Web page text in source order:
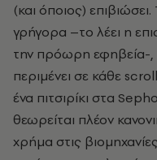
(και όποιος)
γρήγορα –το λέει η
την πρόωρη εφηβεία-,
περιμένει σε κάθε
ένα πιτσιρίκι στα
θεωρείται πλέον
χρήμα στις